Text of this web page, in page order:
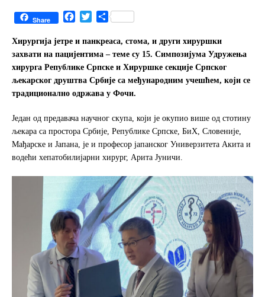
Share
c
e
b
k
i
t
t
e
r
S
a
e
Хирургија јетре и панкреаса, стома, и други хируршки
захвати на пацијентима – теме су 15. Симпозијума Удружења
хирурга Републике Српске и Хируршке секције Српског
љекарског друштва Србије са међународним учешћем, који се
традиционално одржава у Фочи.
Један од предавача научног скупа, који је окупио више од стотину
љекара са простора Србије, Републике Српске, БиХ, Словеније,
Мађарске и Јапана, је и професор јапанског Универзитета Акита и
водећи хепатобилијарни хирург, Арита Јуничи.